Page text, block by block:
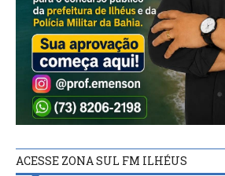
ACESSE ZONA SUL FM ILHÉUS